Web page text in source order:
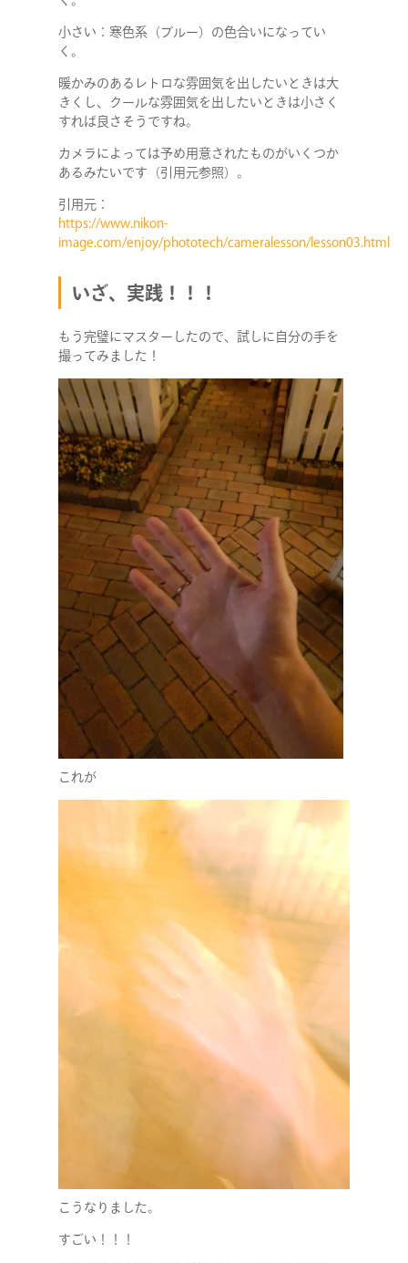
SERVICE
STAFF BLOG
NEWS
CONTACT
RECRUIT
小さい：寒色系（ブルー）の色合いになってい
く。
暖かみのあるレトロな雰囲気を出したいときは大
きくし、クールな雰囲気を出したいときは小さく
すれば良さそうですね。
カメラによっては予め用意されたものがいくつか
あるみたいです（引用元参照）。
引用元：
https://www.nikon-
image.com/enjoy/phototech/cameralesson/lesson03.html
いざ、実践！！！
もう完璧にマスターしたので、試しに自分の手を
撮ってみました！
これが
こうなりました。
すごい！！！